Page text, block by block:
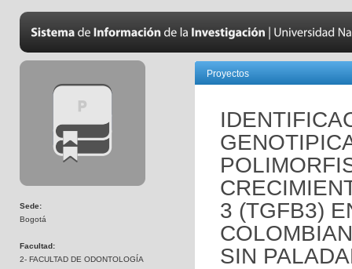
Sede:
Bogotá
Facultad:
2- FACULTAD DE ODONTOLOGÍA
Proyectos
3 (TGFB3)
SIN